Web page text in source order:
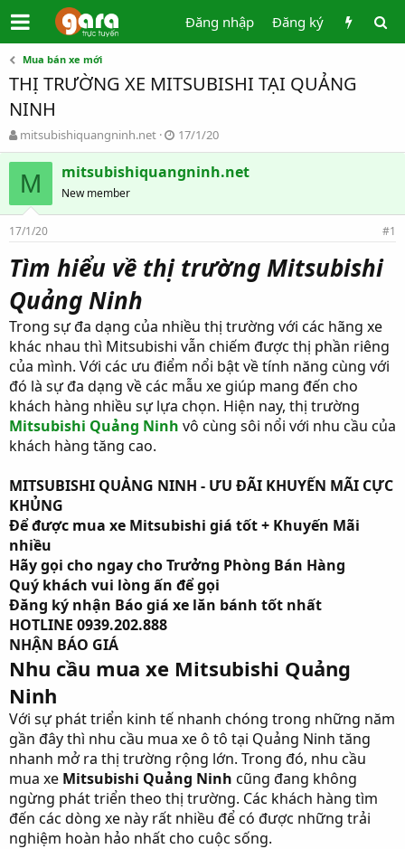
Đăng nhập Đăng ký
Mua bán xe mới
THỊ TRƯỜNG XE MITSUBISHI TẠI QUẢNG
NINH
T
h
r
e
d
s
a
r
t
e
r
mitsubishiquangninh.net
N
g
à
y
ử
17/1/20
M mitsubishiquangninh.net
New member
17/1/20 #1
Tìm hiểu về thị trường Mitsubishi
Quảng Ninh
Trong sự đa dạng của nhiều thị trường với các hãng xe
khác nhau thì Mitsubishi vẫn chiếm được thị phần riêng
của mình. Với các ưu điểm nổi bật về tính năng cùng với
đó là sự đa dạng về các mẫu xe giúp mang đến cho
khách hàng nhiều sự lựa chọn. Hiện nay, thị trường
Mitsubishi Quảng Ninh vô cùng sôi nổi với nhu cầu của
khách hàng tăng cao.
MITSUBISHI QUẢNG NINH - ƯU ĐÃI KHUYẾN MÃI CỰC
KHỦNG
Để được mua xe Mitsubishi giá tốt + Khuyến Mãi
nhiều
Hãy gọi cho ngay cho Trưởng Phòng Bán Hàng
Quý khách vui lòng ấn để gọi
Đăng ký nhận Báo giá xe lăn bánh tốt nhất
HOTLINE 0939.202.888
NHẬN BÁO GIÁ
Nhu cầu mua xe Mitsubishi Quảng
Ninh
Với sự phát triển kinh tế nhanh chóng trong những năm
gần đây thì nhu cầu mua xe ô tô tại Quảng Ninh tăng
nhanh mở ra thị trường rộng lớn. Trong đó, nhu cầu
mua xe Mitsubishi Quảng Ninh cũng đang không
ngừng phát triển theo thị trường. Các khách hàng tìm
đến các dòng xe này rất nhiều để có được những trải
nghiệm hoàn hảo nhất cho cuộc sống.